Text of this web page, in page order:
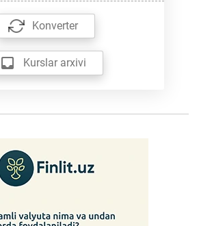
Konverter
Kurslar arxivi